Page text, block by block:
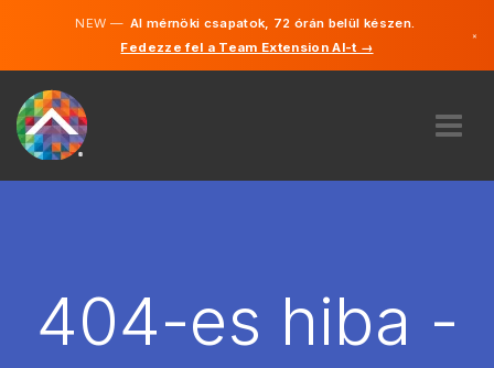
NEW —AI mérnöki csapatok, 72 órán belül készen.
Fedezze fel a Team Extension AI-t →
×
BÉREL
404-es hiba -